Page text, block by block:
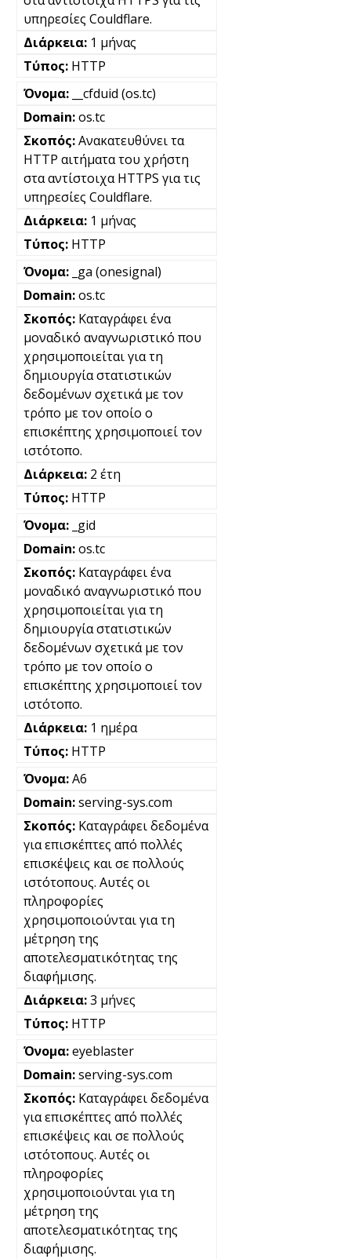
υπηρεσίες Couldflare.
1 μήνας
HTTP
__cfduid (os.tc)
os.tc
Ανακατευθύνει τα
HTTP αιτήματα του χρήστη
στα αντίστοιχα HTTPS για τις
υπηρεσίες Couldflare.
1 μήνας
HTTP
_ga (onesignal)
os.tc
Καταγράφει ένα
μοναδικό αναγνωριστικό που
χρησιμοποιείται για τη
δημιουργία στατιστικών
δεδομένων σχετικά με τον
τρόπο με τον οποίο ο
επισκέπτης χρησιμοποιεί τον
ιστότοπο.
2 έτη
HTTP
_gid
os.tc
Καταγράφει ένα
μοναδικό αναγνωριστικό που
χρησιμοποιείται για τη
δημιουργία στατιστικών
δεδομένων σχετικά με τον
τρόπο με τον οποίο ο
επισκέπτης χρησιμοποιεί τον
ιστότοπο.
1 ημέρα
HTTP
A6
serving-sys.com
Καταγράφει δεδομένα
για επισκέπτες από πολλές
επισκέψεις και σε πολλούς
ιστότοπους. Αυτές οι
πληροφορίες
χρησιμοποιούνται για τη
μέτρηση της
αποτελεσματικότητας της
διαφήμισης.
3 μήνες
HTTP
eyeblaster
serving-sys.com
Καταγράφει δεδομένα
για επισκέπτες από πολλές
επισκέψεις και σε πολλούς
ιστότοπους. Αυτές οι
πληροφορίες
χρησιμοποιούνται για τη
μέτρηση της
αποτελεσματικότητας της
διαφήμισης.